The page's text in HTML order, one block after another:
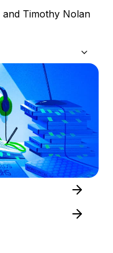
and Timothy Nolan